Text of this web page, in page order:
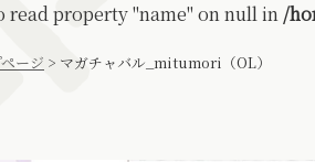
read property "name" on null in /
ージ > マガチャバル_mitumori（OL）